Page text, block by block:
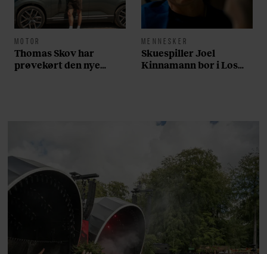
MOTOR
Thomas Skov har
prøvekørt den nye
MENNESKER
Skuespiller Joel
Kinnamann bor i Los
morgen”